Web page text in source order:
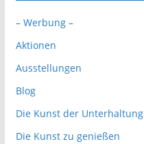
– Werbung –
Aktionen
Ausstellungen
Blog
Die Kunst der Unterhaltung
Die Kunst zu genießen